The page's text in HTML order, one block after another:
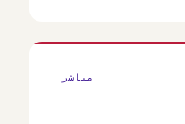
مباشر